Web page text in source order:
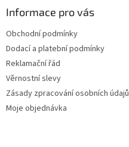
Informace pro vás
Obchodní podmínky
Dodací a platební podmínky
Reklamační řád
Věrnostní slevy
Zásady zpracování osobních údajů
Moje objednávka